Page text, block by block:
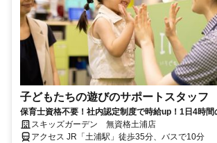
子どもたちの遊びのサポートスタッフ
保育士資格不要！社内認定制度で時給up！1日4時
スキッズガーデン 無資格土浦店
アクセス JR「土浦駅」徒歩35分、バスで10分